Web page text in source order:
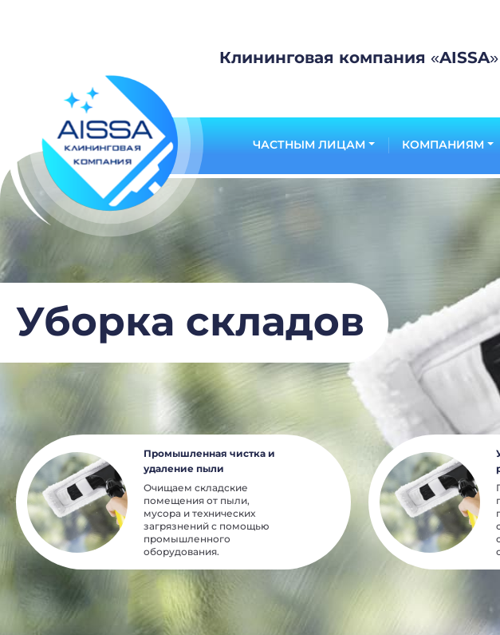
Клининговая компания «AISSA»
ЧАСТНЫМ ЛИЦАМ КОМПАНИЯМ
Уборка складов
Промышленная чистка и
удаление пыли
Очищаем складские
помещения от пыли,
мусора и технических
загрязнений с помощью
промышленного
оборудования.